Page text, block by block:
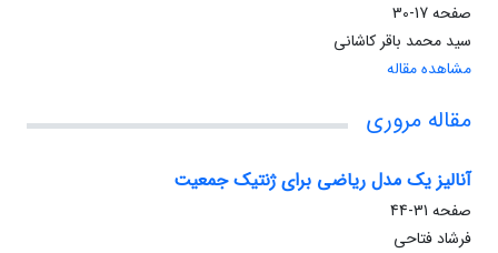
صفحه17-30
سید محمد باقر کاشانی
مشاهده مقاله
مقاله مروری
آنالیز یک مدل ریاضی برای ژنتیک جمعیت
صفحه 31-44
فرشاد فتاحی